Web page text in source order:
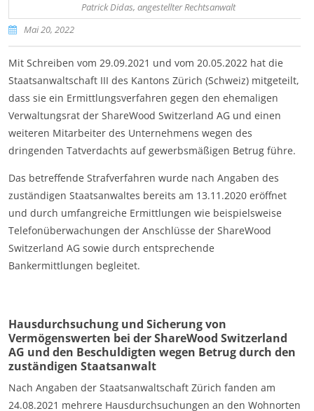
Patrick Didas, angestellter Rechtsanwalt
Mai 20, 2022
Mit Schreiben vom 29.09.2021 und vom 20.05.2022 hat die
Staatsanwaltschaft III des Kantons Zürich (Schweiz) mitgeteilt,
dass sie ein Ermittlungsverfahren gegen den ehemaligen
Verwaltungsrat der ShareWood Switzerland AG und einen
weiteren Mitarbeiter des Unternehmens wegen des
dringenden Tatverdachts auf gewerbsmäßigen Betrug führe.
Das betreffende Strafverfahren wurde nach Angaben des
zuständigen Staatsanwaltes bereits am 13.11.2020 eröffnet
und durch umfangreiche Ermittlungen wie beispielsweise
Telefonüberwachungen der Anschlüsse der ShareWood
Switzerland AG sowie durch entsprechende
Bankermittlungen begleitet.
Hausdurchsuchung und Sicherung von
Vermögenswerten bei der ShareWood Switzerland
AG und den Beschuldigten wegen Betrug durch den
zuständigen Staatsanwalt
Nach Angaben der Staatsanwaltschaft Zürich fanden am
24.08.2021 mehrere Hausdurchsuchungen an den Wohnorten